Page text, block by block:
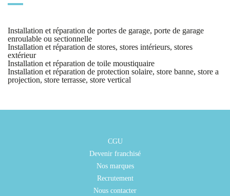
Installation et réparation de portes de garage, porte de garage
enroulable ou sectionnelle
Installation et réparation de stores, stores intérieurs, stores
extérieur
Installation et réparation de toile moustiquaire
Installation et réparation de protection solaire, store banne, store a
projection, store terrasse, store vertical
CGU
Devenir franchisé
Nos marques
Recrutement
Nous contacter